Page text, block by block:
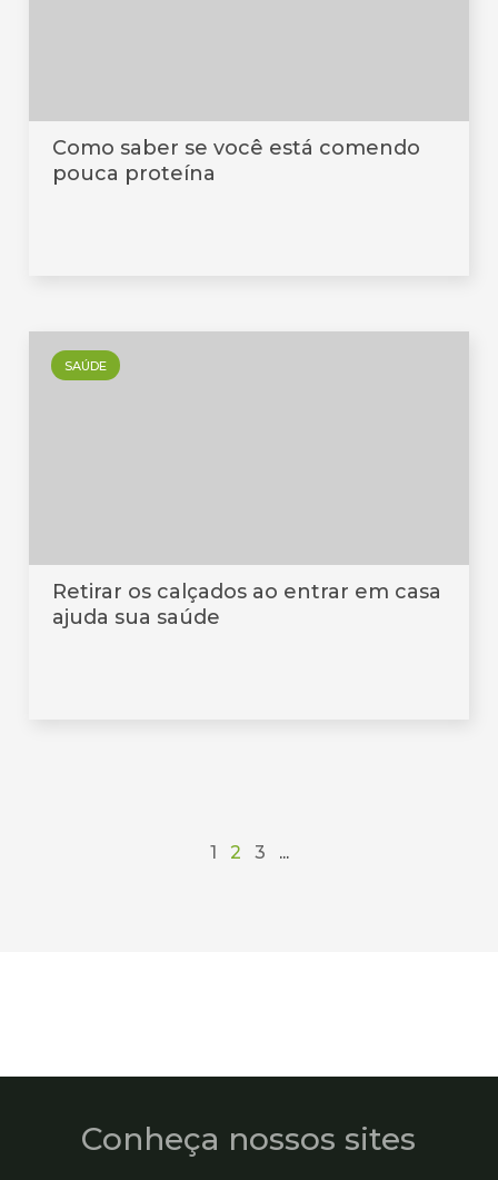
Como saber se você está comendo
pouca proteína
SAÚDE
Retirar os calçados ao entrar em casa
ajuda sua saúde
1 2 3 ...
Conheça nossos sites